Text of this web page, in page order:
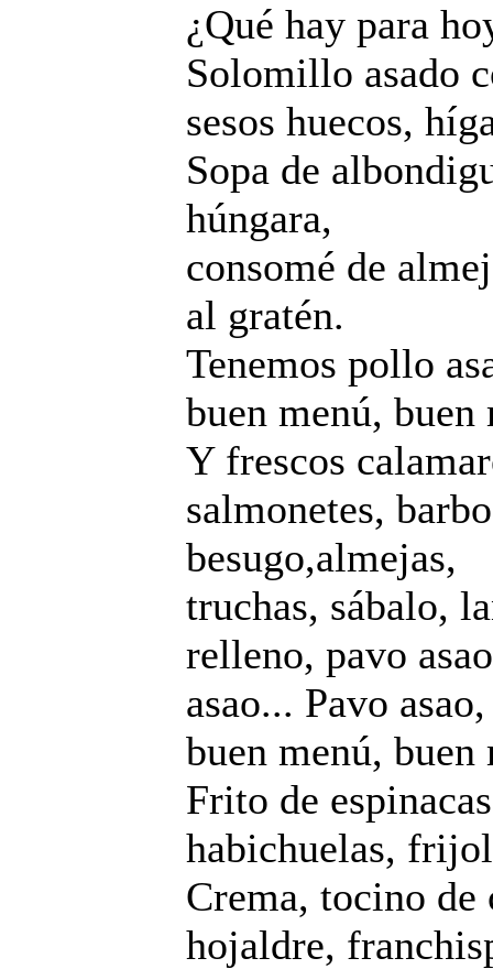
¿Qué hay para
Solomillo asado
sesos huecos,
Sopa de
húngara,
consomé de
al gratén.
Tenemos pollo
buen menú, buen
Y frescos
salmonetes,
besugo,almejas,
truchas, sábalo,
relleno, pavo
asao... Pavo
buen menú, buen
Frito de
habichuelas,
Crema, tocino
hojaldre,